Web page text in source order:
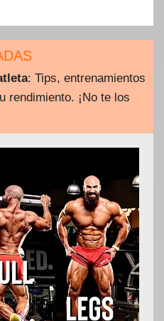
: Tips, entrenamientos
rendimiento. ¡No te los